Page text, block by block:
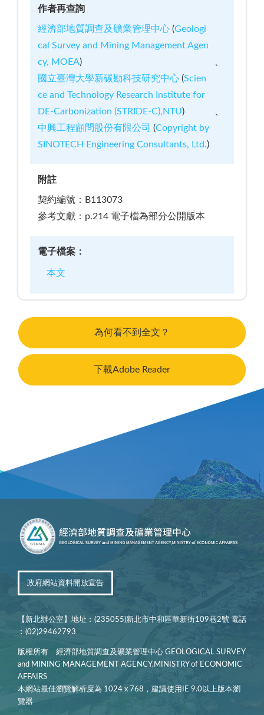
作者再查詢
經濟部地質調查及礦業管理中心(Geologi
cal Survey and Mining Management Agen
cy, MOEA)
國立臺灣大學新碳勘科技研究中心(Scien
ce and Technology Research Institute for
DE-Carbonization (STRIDE-C),NTU)
中興工程顧問股份有限公司 (Copyright by
SINOTECH Engineering Consultants, Ltd.)
附註
契約編號：B113073
參考文獻：p.214 電子檔為部分公開版本
電子檔案：
本文
為何看不到全文？
下載Adobe Reader
政府網站資料開放宣告
【新北辦公室】地址︰(235055)新北市中和區華新街109巷2號 電話
︰(02)29462793
版權所有 經濟部地質調查及礦業管理中心 GEOLOGICAL SURVEY
and MINING MANAGEMENT AGENCY,MINISTRY of ECONOMIC
AFFAIRS
本網站最佳瀏覽解析度為 1024 x 768，建議使用IE 9.0以上版本瀏
覽器